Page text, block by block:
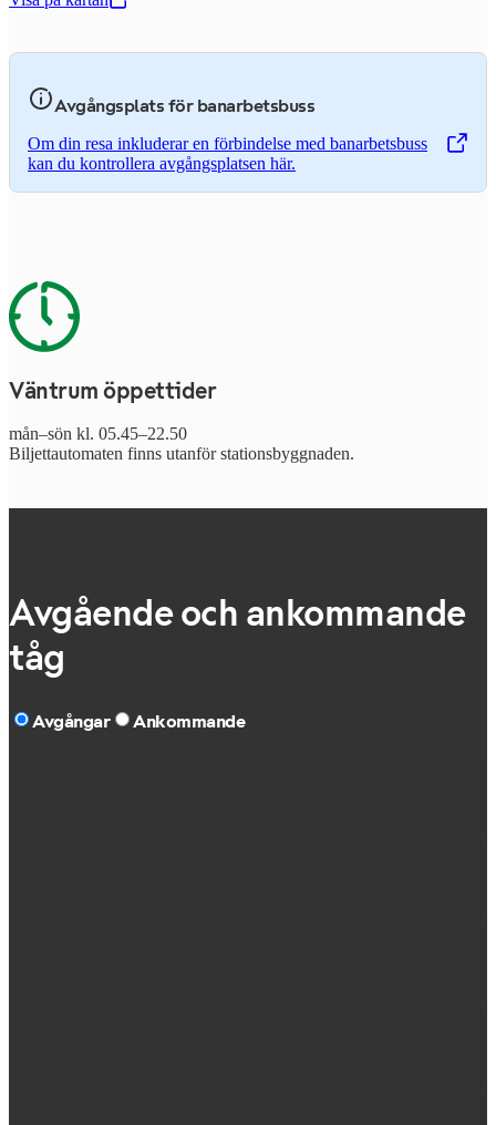
Avgångsplats för banarbetsbuss
Om din resa inkluderar en förbindelse med banarbetsbuss
kan du kontrollera avgångsplatsen här.
,Öppnas i en ny flik
Väntrum öppettider
mån–sön kl. 05.45–22.50
Biljettautomaten finns utanför stationsbyggnaden.
Avgående och ankommande
tåg
Avgångar Ankommande